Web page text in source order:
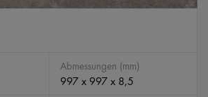
Abmessungen (mm)
997 x 997 x 8,5